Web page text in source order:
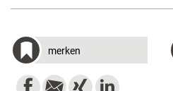
merken